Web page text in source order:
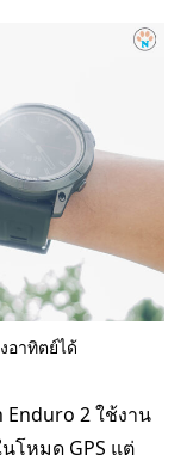
อาทิตย์ได้
Enduro 2 ใช้งาน
โหมด GPS แต่